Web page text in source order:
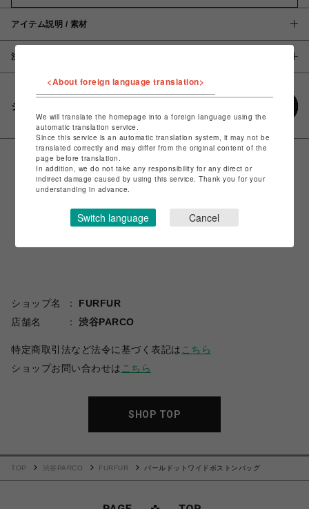
アイテム説明 / 素材
注意事項
シェアする
ショップ名
FURFUR
店舗名
渋谷PARCO
特定商取引法など法令に基づく表記は こちら
ショップお問い合わせは こちら
SHOP TOP
TOP 渋谷PARCO FURFUR パールドットワイドボストンバッグ
<About foreign language translation>
We will translate the homepage into a foreign language using the
automatic translation service.
Since this service is an automatic translation system, it may not be
translated correctly and may differ from the original content of the
page before translation.
In addition, we do not take any responsibility for any direct or
indirect damage caused by using this service. Thank you for your
understanding in advance.
Switch language Cancel